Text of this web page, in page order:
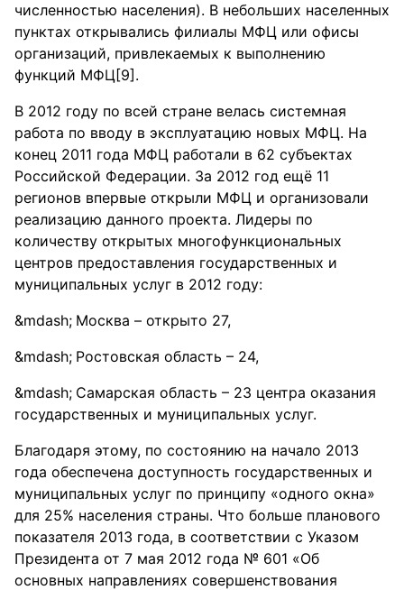
численностью населения). В небольших населенных
пунктах открывались филиалы МФЦ или офисы
организаций, привлекаемых к выполнению
функций МФЦ[9].
В 2012 году по всей стране велась системная
работа по вводу в эксплуатацию новых МФЦ. На
конец 2011 года МФЦ работали в 62 субъектах
Российской Федерации. За 2012 год ещё 11
регионов впервые открыли МФЦ и организовали
реализацию данного проекта. Лидеры по
количеству открытых многофункциональных
центров предоставления государственных и
муниципальных услуг в 2012 году:
Москва – открыто 27,
Ростовская область – 24,
Самарская область – 23 центра оказания
государственных и муниципальных услуг.
Благодаря этому, по состоянию на начало 2013
года обеспечена доступность государственных и
муниципальных услуг по принципу «одного окна»
для 25% населения страны. Что больше планового
показателя 2013 года, в соответствии с Указом
Президента от 7 мая 2012 года № 601 «Об
основных направлениях совершенствования